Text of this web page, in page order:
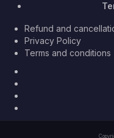
Refund and
Privacy Policy
Terms and conditions